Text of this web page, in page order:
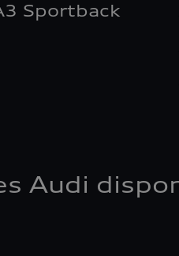
Sportback
Audi